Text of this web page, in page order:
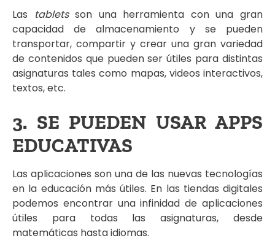
Las tabletsson una herramienta con una gran
capacidad de almacenamiento y se pueden
transportar, compartir y crear una gran variedad
de contenidos que pueden ser útiles para distintas
asignaturas tales como mapas, videos interactivos,
textos, etc.
3. SE PUEDEN USAR APPS
EDUCATIVAS
Las aplicaciones son una de las nuevas tecnologías
en la educación más útiles. En las tiendas digitales
podemos encontrar una infinidad de aplicaciones
útiles para todas las asignaturas, desde
matemáticas hasta idiomas.